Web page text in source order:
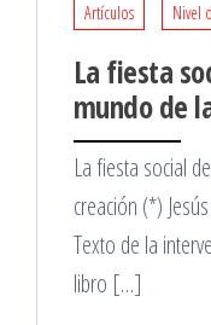
Artículos Nivel
La fiesta
mundo de
La fiesta social
creación (*)
Texto de la
libro […]